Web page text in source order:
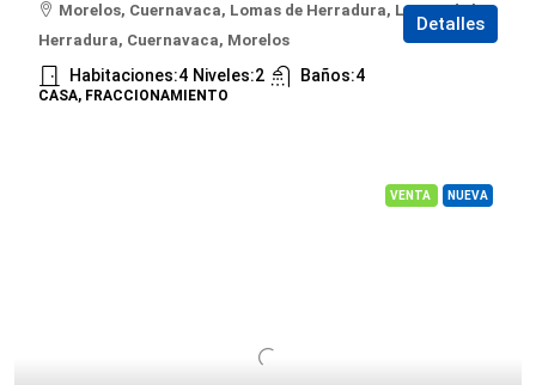
Morelos, Cuernavaca, Lomas de Herradura, Lomas de la
Herradura, Cuernavaca, Morelos
Habitaciones:4 Niveles:2 Baños:4
CASA, FRACCIONAMIENTO
Detalles
VENTA NUEVA